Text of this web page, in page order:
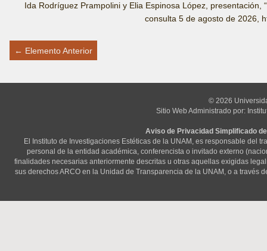
Ida Rodríguez Prampolini y Elia Espinosa López,
consulta 5 de agosto de 2026,
← Elemento Anterior
© 2026
Sitio Web Administrado por:
Aviso de Privacidad Simplificado
El Instituto de Investigaciones Estéticas de la UNAM, es responsable del
personal de la entidad académica, conferencista o invitado externo
finalidades necesarias anteriormente descritas u otras aquellas exigidas
sus derechos ARCO en la Unidad de Transparencia de la UNAM, o a través